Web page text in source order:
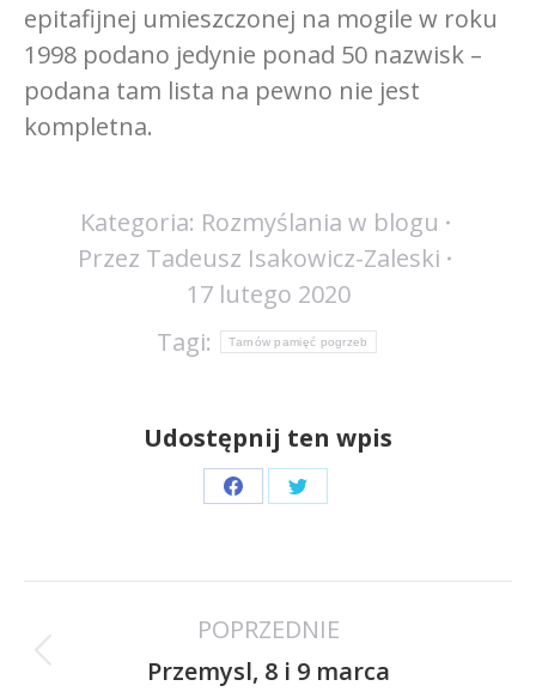
epitafijnej umieszczonej na mogile w roku
1998 podano jedynie ponad 50 nazwisk –
podana tam lista na pewno nie jest
kompletna.
Kategoria: Rozmyślania w blogu
Przez Tadeusz Isakowicz-Zaleski
17 lutego 2020
Tagi:
Tarnów pamięć pogrzeb
Udostępnij ten wpis
Share
Facebook
Share
Twitter
wpisów
POPRZEDNIE
Poprzedni
Przemysl, 8 i 9 marca